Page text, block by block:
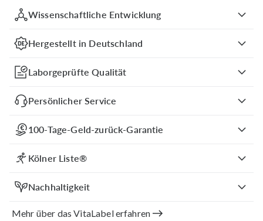
Wissenschaftliche Entwicklung
Hergestellt in Deutschland
Laborgeprüfte Qualität
Persönlicher Service
100-Tage-Geld-zurück-Garantie
Kölner Liste®
Nachhaltigkeit
Mehr über das VitaLabel erfahren